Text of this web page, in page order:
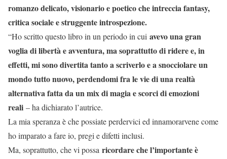
romanzo delicato, visionario e poetico che intreccia fantasy,
critica sociale e struggente introspezione.
“Ho scritto questo libro in un periodo in cui avevo una gran
voglia di libertà e avventura, ma soprattutto di ridere e, in
effetti, mi sono divertita tanto a scriverlo e a snocciolare un
mondo tutto nuovo, perdendomi fra le vie di una realtà
alternativa fatta da un mix di magia e scorci di emozioni
reali – ha dichiarato l’autrice.
La mia speranza è che possiate perdervici ed innamorarvene come
ho imparato a fare io, pregi e difetti inclusi.
Ma, soprattutto, che vi possa ricordare che l’importante è